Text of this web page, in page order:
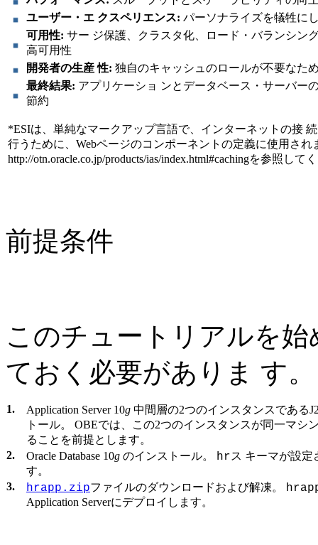
ユーザー・エ クスペリエンス: パーソナライズを犠牲に
可用性: サー ジ保護、クラスタ化、ロード・バランシン
高可用性
開発者の生産 性: 独自のキャッシュのロールが不要なた
最終結果: アプリケーショ ンとデータベース・サーバー
節約
*ESIは、単純なマークアップ言語で、インターネットの接
行うために、Webページのコンポーネントの定義に使用され
http://otn.oracle.co.jp/products/ias/index.html#cachingを参照して
前提条件
このチュートリアルを
ておく必要がありま す。
1. Application Server 10g 中間層の2つのインスタンスである
トール。 OBEでは、この2つのインスタンスが同一マシ
ることを前提とします。
2.
Oracle Database 10g のインストール。 hrス キーマが設定
す。
3.
hrapp.zipファイルのダウンロードおよび解凍。
Application Serverにデプロイします。